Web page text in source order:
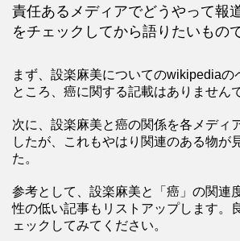
責任あるメディアでどうやって報
をチェックしてから語りたいもの
まず、設楽麻美についてのwikipediaの
ところ、癌に関する記載はありません
次に、設楽麻美と癌の関係を各メディ
したが、これもやはり関連のある物が
た。
参考として、設楽麻美と「癌」の関連
性の低い記事もリストアップします。
ェックしてみてください。